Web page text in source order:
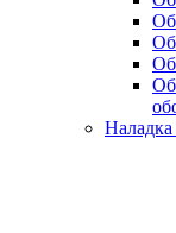
Наладка